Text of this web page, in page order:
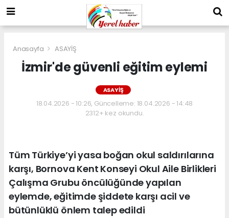
Anasayfa ASAYİŞ
İzmir'de güvenli eğitim eylemi
ASAYİŞ
18.04.2026 - 10:26, Güncelleme: 18.04.2026 - 14:48
2312+ kez okundu.
Tüm Türkiye’yi yasa boğan okul saldırılarına
karşı, Bornova Kent Konseyi Okul Aile Birlikleri
Çalışma Grubu öncülüğünde yapılan
eylemde, eğitimde şiddete karşı acil ve
bütünlüklü önlem talep edildi